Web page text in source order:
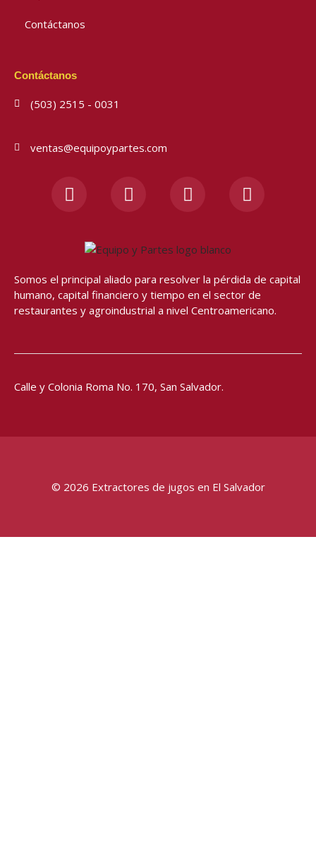
Contáctanos
Contáctanos
(503) 2515 - 0031
ventas@equipoypartes.com
a
o
k
-
n
a
r
a
m
o
u
e
h
p
p
Somos el principal aliado para resolver la pérdida de capital
humano, capital financiero y tiempo en el sector de
restaurantes y agroindustrial a nivel Centroamericano.
Calle y Colonia Roma No. 170, San Salvador.
© 2026 Extractores de jugos en El Salvador